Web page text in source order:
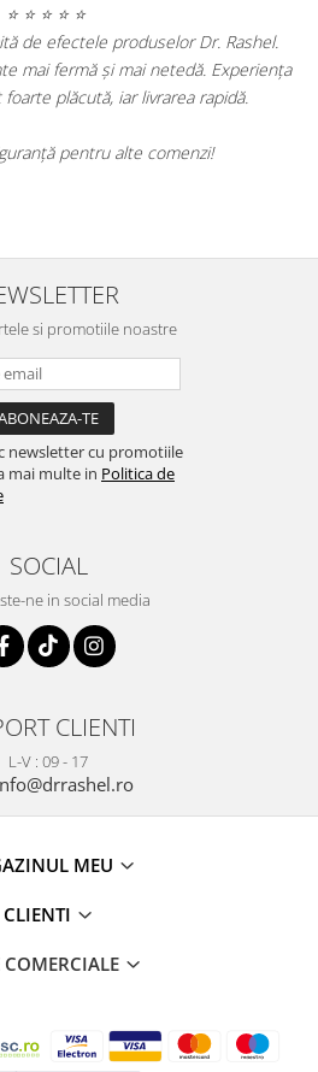
⭐ ⭐ ⭐ ⭐ ⭐
de efectele produselor Dr. Rashel.
mai fermă și mai netedă. Experiența
plăcută, iar livrarea rapidă.
pentru alte comenzi!
si promotiile noastre
newsletter cu promotiile
mai multe in Politica de
SOCIAL
ne in social media
CLIENTI
L-V : 09 - 17
MEU
CLIENTI
COMERCIALE